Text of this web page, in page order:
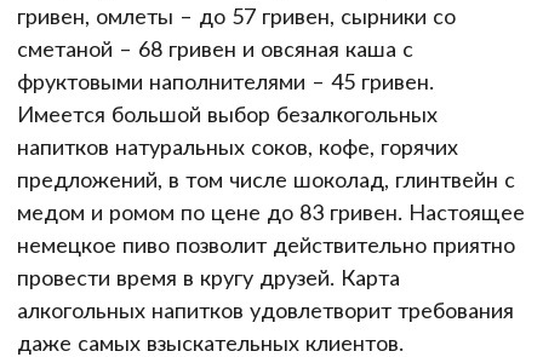
гривен, омлеты – до 57 гривен, сырники со
сметаной – 68 гривен и овсяная каша с
фруктовыми наполнителями – 45 гривен.
Имеется большой выбор безалкогольных
напитков натуральных соков, кофе, горячих
предложений, в том числе шоколад, глинтвейн с
медом и ромом по цене до 83 гривен. Настоящее
немецкое пиво позволит действительно приятно
провести время в кругу друзей. Карта
алкогольных напитков удовлетворит требования
даже самых взыскательных клиентов.